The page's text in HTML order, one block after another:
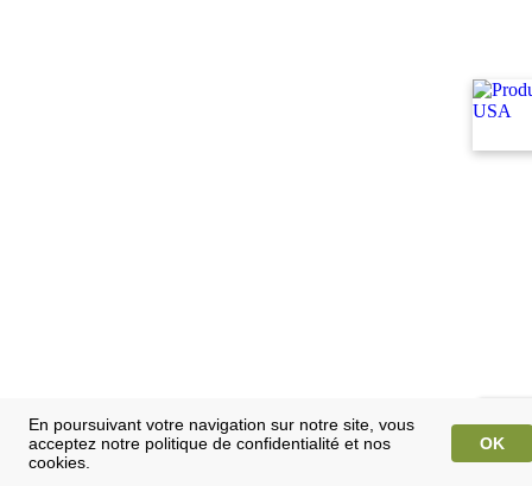
En poursuivant votre navigation sur notre site, vous
acceptez notre politique de confidentialité et nos
cookies.
OK